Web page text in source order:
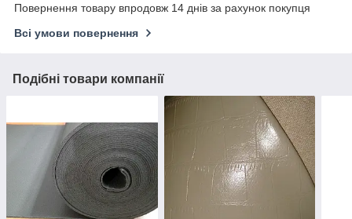
Повернення товару впродовж 14 днів за рахунок покупця
Всі умови повернення
Подібні товари компанії